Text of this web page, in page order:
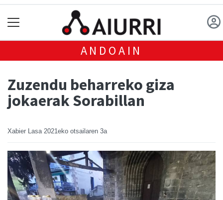
ANDOAIN
Zuzendu beharreko giza
jokaerak Sorabillan
Xabier Lasa 2021eko otsailaren 3a